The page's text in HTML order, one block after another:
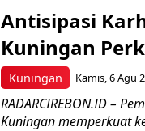
Kuningan
Antisipasi
Kuningan
Kamis, 6 Agu
RADARCIREBON.ID –
Kuningan memperkuat